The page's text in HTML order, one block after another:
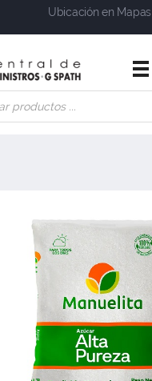
Ubicación en Mapas